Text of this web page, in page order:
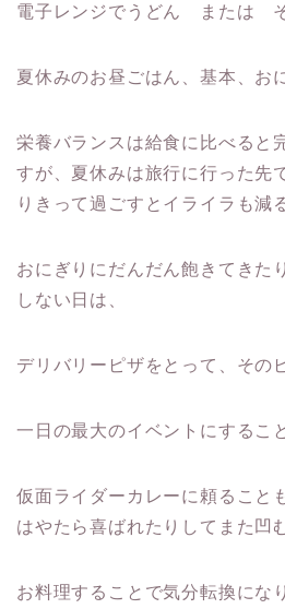
電子レンジでうどん または
夏休みのお昼ごはん、基本、お
栄養バランスは給食に比べると
すが、夏休みは旅行に行った先
りきって過ごすとイライラも減
おにぎりにだんだん飽きてきた
しない日は、
デリバリーピザをとって、その
一日の最大のイベントにするこ
仮面ライダーカレーに頼ること
はやたら喜ばれたりしてまた凹
お料理することで気分転換にな